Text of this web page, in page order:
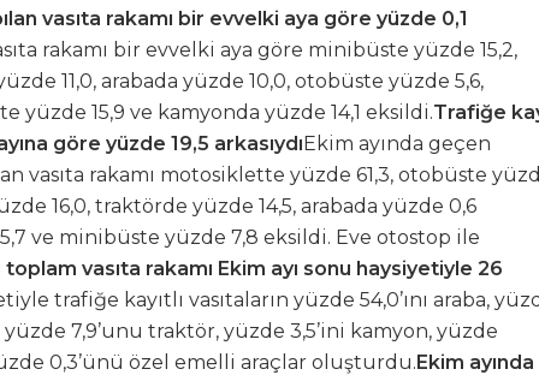
vasıta rakamı bir evvelki aya göre yüzde 0,1
rakamı bir evvelki aya göre minibüste yüzde 15,2,
11,0, arabada yüzde 10,0, otobüste yüzde 5,6,
15,9 ve kamyonda yüzde 14,1 eksildi.Trafiğe
göre yüzde 19,5 arkasıydıEkim ayında geçen
vasıta rakamı motosiklette yüzde 61,3, otobüste
16,0, traktörde yüzde 14,5, arabada yüzde 0,6
ve minibüste yüzde 7,8 eksildi. Eve otostop ile
toplam vasıta rakamı Ekim ayı sonu haysiyetiyle 26
trafiğe kayıtlı vasıtaların yüzde 54,0’ını araba,
yüzde 7,9’unu traktör, yüzde 3,5’ini kamyon, yüzde
0,3’ünü özel emelli araçlar oluşturdu.Ekim ayında